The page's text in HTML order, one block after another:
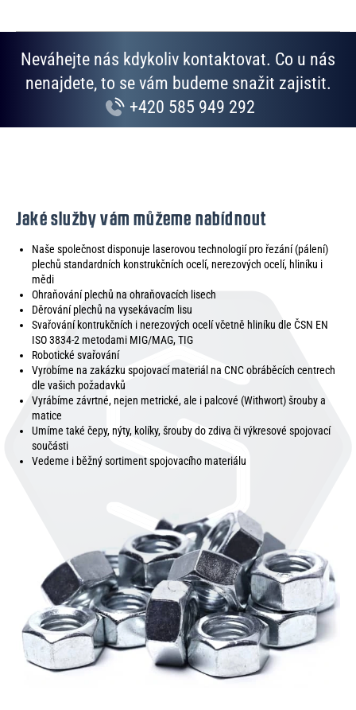
Neváhejte nás kdykoliv kontaktovat. Co u nás
nenajdete, to se vám budeme snažit zajistit.
+420 585 949 292
Jaké služby vám můžeme nabídnout
Naše společnost disponuje laserovou technologií pro řezání (pálení)
plechů standardních konstrukčních ocelí, nerezových ocelí, hliníku i
mědi
Ohraňování plechů na ohraňovacích lisech
Děrování plechů na vysekávacím lisu
Svařování kontrukčních i nerezových ocelí včetně hliníku dle ČSN EN
ISO 3834-2 metodami MIG/MAG, TIG
Robotické svařování
Vyrobíme na zakázku spojovací materiál na CNC obráběcích centrech
dle vašich požadavků
Vyrábíme závrtné, nejen metrické, ale i palcové (Withwort) šrouby a
matice
Umíme také čepy, nýty, kolíky, šrouby do zdiva či výkresové spojovací
součásti
Vedeme i běžný sortiment spojovacího materiálu